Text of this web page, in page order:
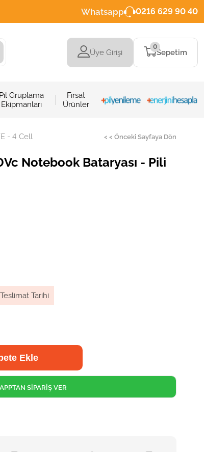
Whatsapp 0216 629 90 40
Üye Girişi Sepetim
0
Pil Gruplama
Ekipmanları
Fırsat
Ürünler
- 4 Cell < < Önceki Sayfaya Dön
Notebook Bataryası - Pili
Tarihi
SİPARİŞ VER